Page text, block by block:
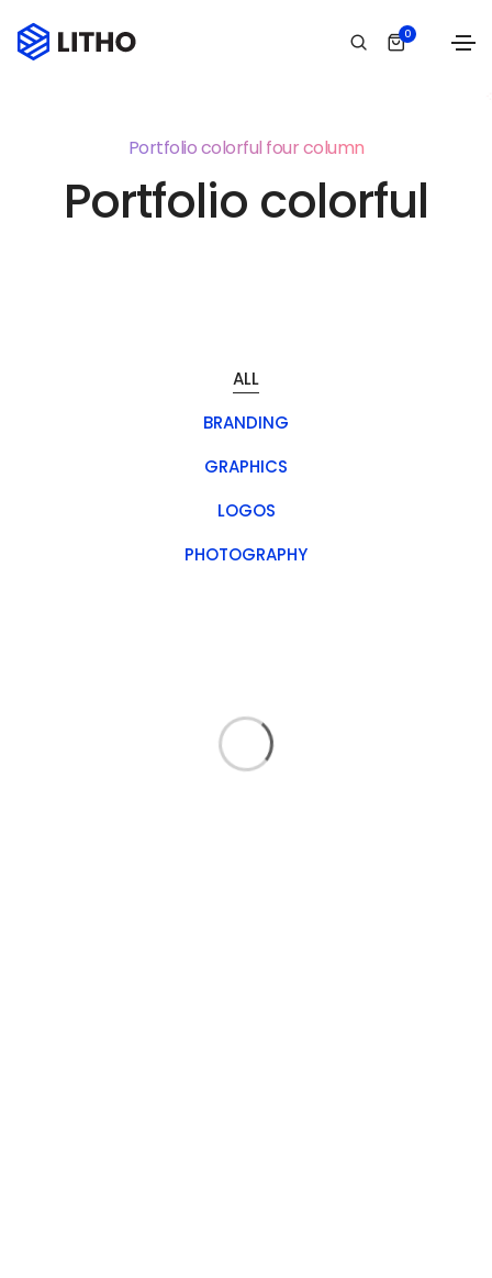
0
Portfolio colorful four column
Portfolio colorful
ALL
BRANDING
GRAPHICS
LOGOS
PHOTOGRAPHY